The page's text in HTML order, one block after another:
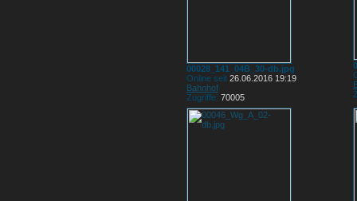
00028_141_04B_30-db.jpg
Online seit 26.06.2016 19:19
Bahnhof
Zugriffe: 70005